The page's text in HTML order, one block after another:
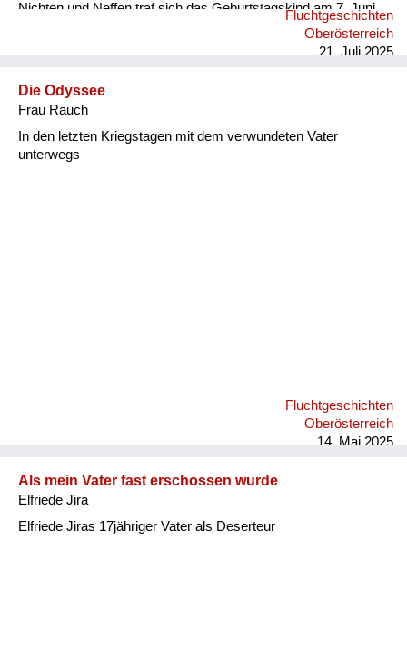
Wiederaufbau und
Nichten und Neffen traf sich das Geburtstagskind am 7. Juni
2025 an dessen Grab (Pfarre Rannariedl, Pühret 4143
Fluchtgeschichten
Oberösterreich
21. Juli 2025
Die Odyssee
Frau Rauch
In den letzten Kriegstagen mit dem verwundeten Vater
unterwegs
Fluchtgeschichten
Oberösterreich
14. Mai 2025
Als mein Vater fast erschossen wurde
Elfriede Jira
Elfriede Jiras 17jähriger Vater als Deserteur